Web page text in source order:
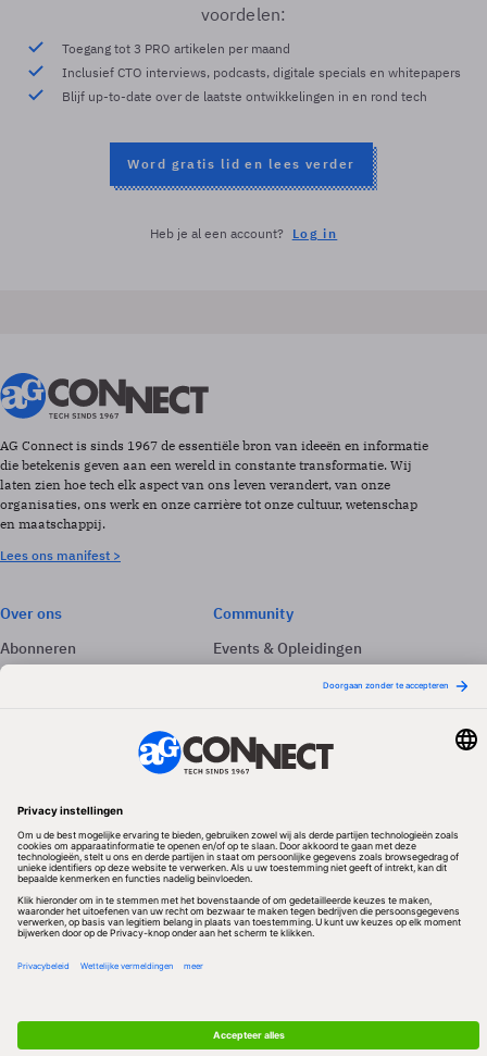
voordelen:
Toegang tot 3 PRO artikelen per maand
Inclusief CTO interviews, podcasts, digitale specials en whitepapers
Blijf up-to-date over de laatste ontwikkelingen in en rond tech
Word gratis lid en lees verder
Heb je al een account? Log in
AG Connect is sinds 1967 de essentiële bron van ideeën en informatie
die betekenis geven aan een wereld in constante transformatie. Wij
laten zien hoe tech elk aspect van ons leven verandert, van onze
organisaties, ons werk en onze carrière tot onze cultuur, wetenschap
en maatschappij.
Lees ons manifest >
Over ons
Abonneren
Adverteren
Community
Events & Opleidingen
Volg ons
Redactionele partner
Algemene Voorwaarden & Copyrights